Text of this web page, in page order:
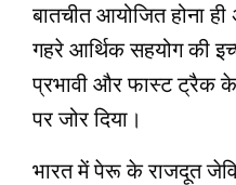
बातचीत आयोजित होना
गहरे आर्थिक सहयोग की
प्रभावी और फास्ट ट्रैक के
पर जोर दिया।
भारत में पेरू के राजदूत